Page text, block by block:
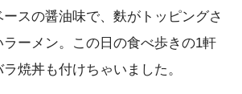
スの醤油味で、麩がトッピングさ
ーメン。この日の食べ歩きの1軒
焼丼も付けちゃいました。